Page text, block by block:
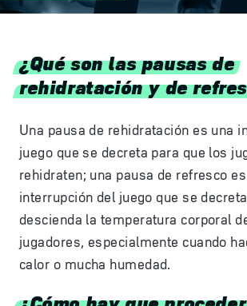
¿Qué son las pausas de
rehidratación y de
Una pausa de rehidratación es una
juego que se decreta para que los
rehidraten; una pausa de refresco
interrupción del juego que se
descienda la temperatura corporal
jugadores, especialmente cuando
calor o mucha humedad.